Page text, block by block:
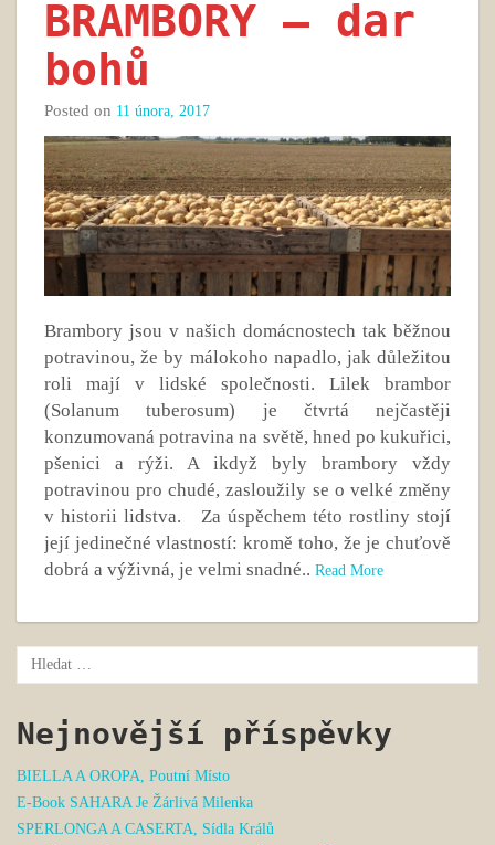
BRAMBORY – dar
bohů
Posted on 11 února, 2017
Brambory jsou v našich domácnostech tak běžnou
potravinou, že by málokoho napadlo, jak důležitou
roli mají v lidské společnosti. Lilek brambor
(Solanum tuberosum) je čtvrtá nejčastěji
konzumovaná potravina na světě, hned po kukuřici,
pšenici a rýži. A ikdyž byly brambory vždy
potravinou pro chudé, zasloužily se o velké změny
v historii lidstva. Za úspěchem této rostliny stojí
její jedinečné vlastností: kromě toho, že je chuťově
dobrá a výživná, je velmi snadné.. Read More
Nejnovější příspěvky
BIELLA A OROPA, Poutní Místo
E-Book SAHARA Je Žárlivá Milenka
SPERLONGA A CASERTA, Sídla Králů